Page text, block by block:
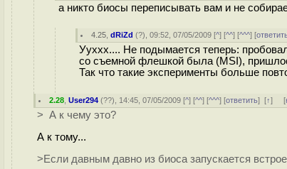
а никто биосы переписывать вам и не
4.25 ,dRiZd (?), 09:52, 07/05/2009 [^] [^^] [^^^] [
Ууххх.... Не подымается теперь:
со съемной флешкой была (MSI),
Так что такие эксперименты больше
2.28 ,User294 (??), 14:45, 07/05/2009 [^] [^^] [^^^] [ответить][↑] [
> А к чему это?
А к тому...
>Если давным давно из биоса запускается